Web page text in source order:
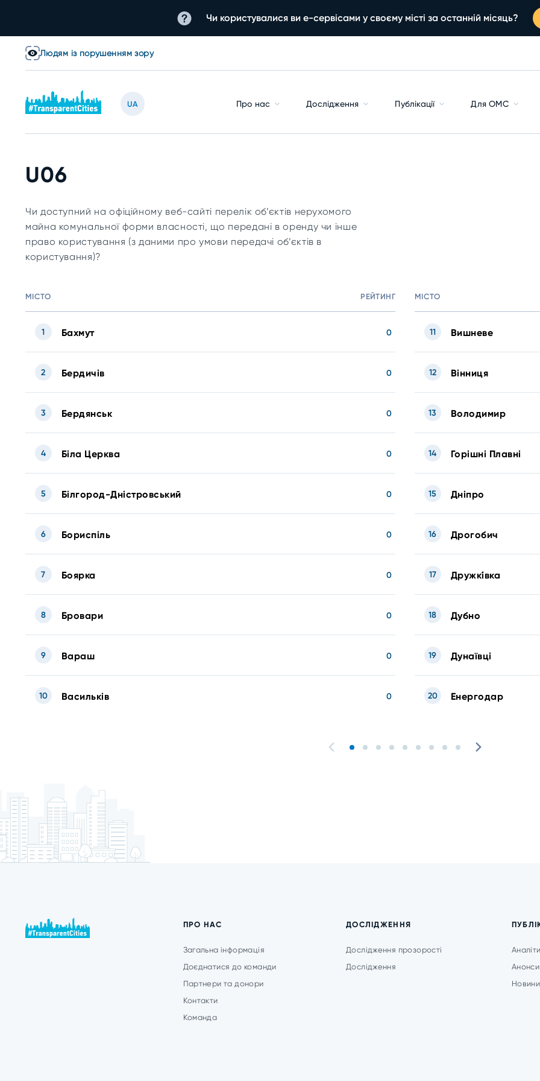
Чи користувалися ви е-сервісами у своєму місті за останній місяць?
Людям із порушенням зору
UA Про нас Дослідження Публікації Для ОМС
U06
Чи доступний на офіційному веб-сайті перелік об’єктів нерухомого
майна комунальної форми власності, що передані в оренду чи інше
право користування (з даними про умови передачі об’єктів в
користування)?
МІСТО РЕЙТИНГ
Бахмут 0
1
Бердичів 0
2
Бердянськ 0
3
Біла Церква 0
4
Білгород-Дністровський 0
5
Бориспіль 0
6
Боярка 0
7
Бровари 0
8
Вараш 0
9
Васильків 0
10
МІСТО
Вишневе
11
Вінниця
12
Володимир
13
Горішні Плавні
14
Дніпро
15
Дрогобич
16
Дружкі́вка
17
Дубно
18
Дунаївці
19
Енергодар
20
ПРО НАС
Загальна інформація
Доєднатися до команди
Партнери та донори
Контакти
Команда
ДОСЛІДЖЕННЯ
Дослідження прозорості
Дослідження
Анонси
Новини